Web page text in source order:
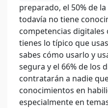
preparado, el 50% de
todavía no tiene
competencias
tienes lo típico que
sabes cómo usarlo y
segura y el 66% de los
contratarán a nadie
conocimientos en
especialmente en